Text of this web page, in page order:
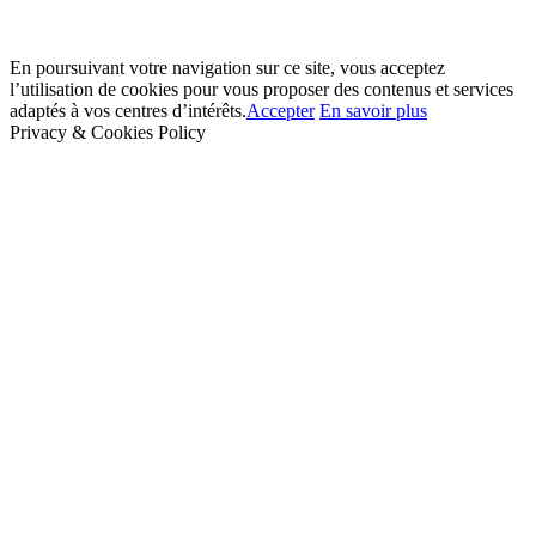
En poursuivant votre navigation sur ce site, vous acceptez
l’utilisation de cookies pour vous proposer des contenus et services
adaptés à vos centres d’intérêts.Accepter En savoir plus
Privacy & Cookies Policy